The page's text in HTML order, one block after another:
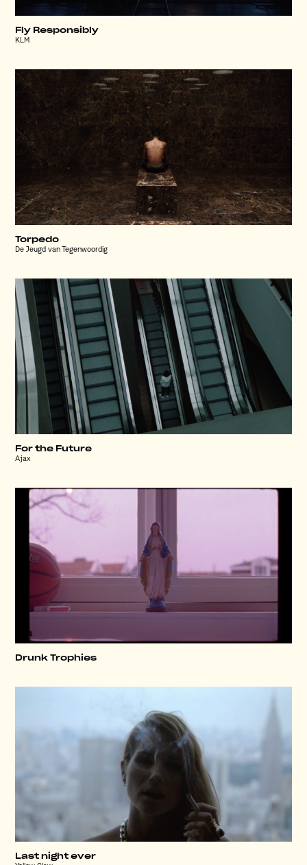
Fly Responsibly
KLM
Torpedo
De Jeugd van Tegenwoordig
For the Future
Ajax
Drunk Trophies
Last night ever